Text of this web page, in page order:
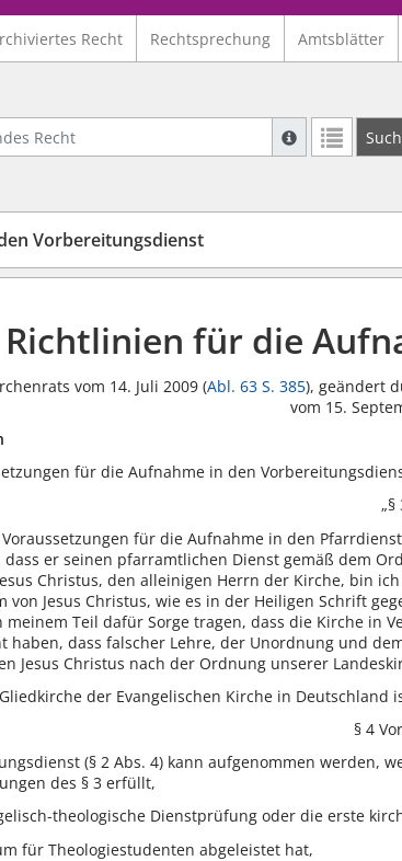
Recht Rechtsprechung Amtsblätter
Recht
Suche mit
Weitere
Vorbereitungsdienst
Richtlinien für die
vom 14. Juli 2009 (Abl. 63 S. 385), geändert
vom 15.
für die Aufnahme in den
für die Aufnahme in den
er seinen pfarramtlichen Dienst gemäß dem
Christus, den alleinigen Herrn der Kirche, bin
von Jesus Christus, wie es in der Heiligen Schrift
Teil dafür Sorge tragen, dass die Kirche in
haben, dass falscher Lehre, der Unordnung und
Jesus Christus nach der Ordnung unserer
der Evangelischen Kirche in
§ 4
(§ 2 Abs. 4) kann aufgenommen werden,
des § 3 erfüllt,
theologische Dienstprüfung oder die erste
für Theologiestudenten abgeleistet hat,